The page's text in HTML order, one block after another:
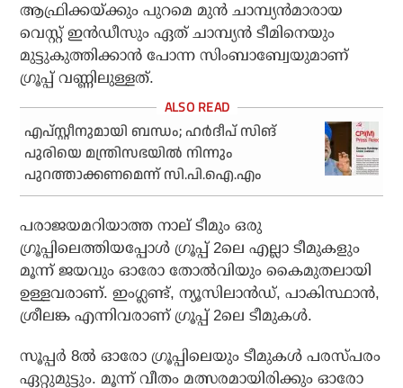
ആഫ്രിക്കയ്ക്കും പുറമെ മുന്‍ ചാമ്പ്യന്‍മാരായ
വെസ്റ്റ് ഇന്‍ഡീസും ഏത് ചാമ്പ്യന്‍ ടീമിനെയും
മുട്ടുകുത്തിക്കാന്‍ പോന്ന സിംബാബ്വേയുമാണ്
ഗ്രൂപ്പ് വണ്ണിലുള്ളത്.
എപ്സ്റ്റീനുമായി ബന്ധം; ഹര്‍ദീപ് സിങ്
പുരിയെ മന്ത്രിസഭയില്‍ നിന്നും
പുറത്താക്കണമെന്ന് സി.പി.ഐ.എം
പരാജയമറിയാത്ത നാല് ടീമും ഒരു
ഗ്രൂപ്പിലെത്തിയപ്പോള്‍ ഗ്രൂപ്പ് 2ലെ എല്ലാ ടീമുകളും
മൂന്ന് ജയവും ഓരോ തോല്‍വിയും കൈമുതലായി
ഉള്ളവരാണ്. ഇംഗ്ലണ്ട്, ന്യൂസിലാന്‍ഡ്, പാകിസ്ഥാന്‍,
ശ്രീലങ്ക എന്നിവരാണ് ഗ്രൂപ്പ് 2ലെ ടീമുകള്‍.
സൂപ്പര്‍ 8ല്‍ ഓരോ ഗ്രൂപ്പിലെയും ടീമുകള്‍ പരസ്പരം
ഏറ്റുമുട്ടും. മൂന്ന് വീതം മത്സരമായിരിക്കും ഓരോ